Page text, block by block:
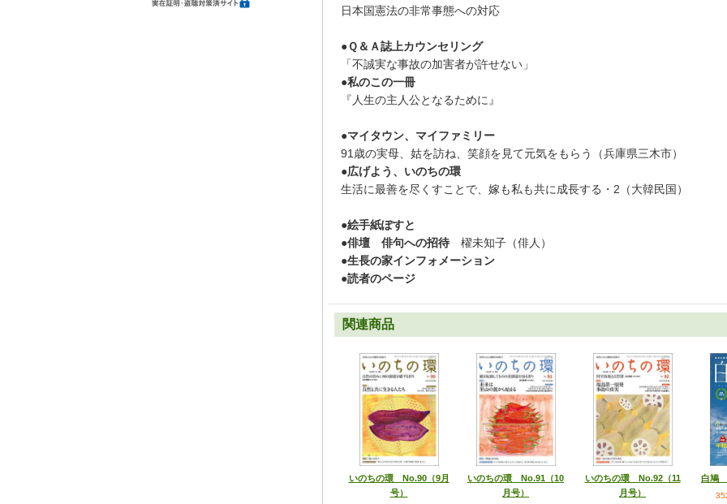
日本国憲法の非常事態への対応
●Ｑ＆Ａ誌上カウンセリング
「不誠実な事故の加害者が許せない」
●私のこの一冊
『人生の主人公となるために』
●マイタウン、マイファミリー
91歳の実母、姑を訪ね、笑顔を見て元気をもらう（兵庫県三木市）
●広げよう、いのちの環
生活に最善を尽くすことで、嫁も私も共に成長する・2（大韓民国）
●絵手紙ぽすと
●俳壇 俳句への招待櫂未知子（俳人）
●生長の家インフォメーション
●読者のページ
関連商品
いのちの環 No.90（9月
号）
いのちの環 No.91（10
月号）
いのちの環 No.92（11
月号）
白鳩